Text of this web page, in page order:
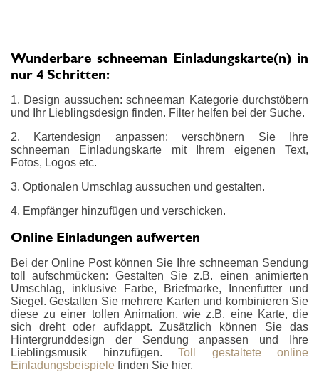
Wunderbare schneeman Einladungskarte(n) in
nur 4 Schritten:
1. Design aussuchen: schneeman Kategorie durchstöbern
und Ihr Lieblingsdesign finden. Filter helfen bei der Suche.
2. Kartendesign anpassen: verschönern Sie Ihre
schneeman Einladungskarte mit Ihrem eigenen Text,
Fotos, Logos etc.
3. Optionalen Umschlag aussuchen und gestalten.
4. Empfänger hinzufügen und verschicken.
Online Einladungen aufwerten
Bei der Online Post können Sie Ihre schneeman Sendung
toll aufschmücken: Gestalten Sie z.B. einen animierten
Umschlag, inklusive Farbe, Briefmarke, Innenfutter und
Siegel. Gestalten Sie mehrere Karten und kombinieren Sie
diese zu einer tollen Animation, wie z.B. eine Karte, die
sich dreht oder aufklappt. Zusätzlich können Sie das
Hintergrunddesign der Sendung anpassen und Ihre
Lieblingsmusik hinzufügen. Toll gestaltete online
Einladungsbeispiele finden Sie hier.